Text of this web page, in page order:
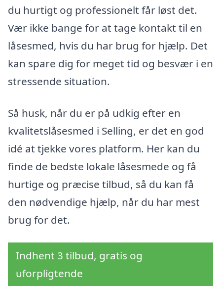
du hurtigt og professionelt får løst det.
Vær ikke bange for at tage kontakt til en
låsesmed, hvis du har brug for hjælp. Det
kan spare dig for meget tid og besvær i en
stressende situation.
Så husk, når du er på udkig efter en
kvalitetslåsesmed i Selling, er det en god
idé at tjekke vores platform. Her kan du
finde de bedste lokale låsesmede og få
hurtige og præcise tilbud, så du kan få
den nødvendige hjælp, når du har mest
brug for det.
Indhent 3 tilbud, gratis og
uforpligtende